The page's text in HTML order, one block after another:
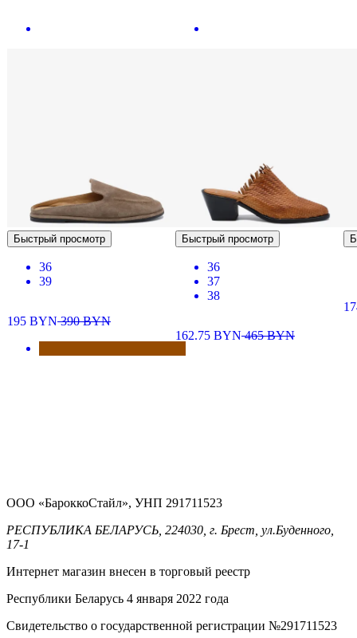
Быстрый просмотр
36
39
195 BYN390BYN
Быстрый просмотр
36
37
38
162.75 BYN465BYN
ООО «БароккоСтайл», УНП 291711523
РЕСПУБЛИКА БЕЛАРУСЬ, 224030, г. Брест, ул.Буденного,
17-1
Интернет магазин внесен в торговый реестр
Республики Беларусь 4 января 2022 года
Свидетельство о государственной регистрации №291711523